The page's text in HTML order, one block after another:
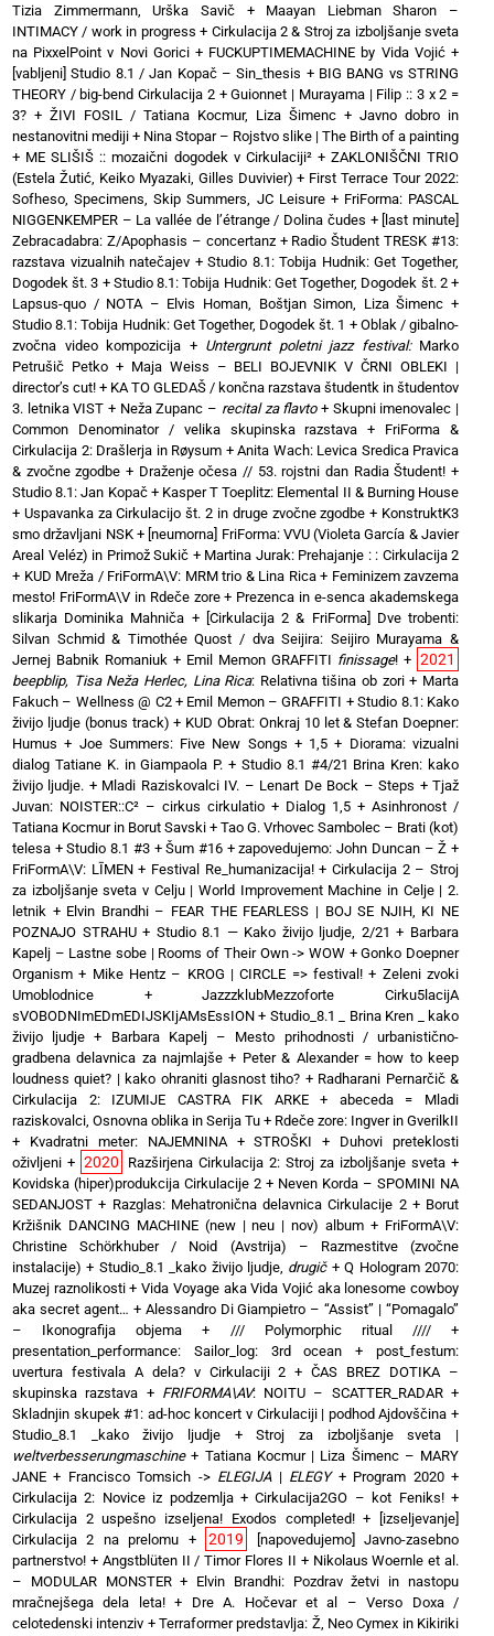
Tizia Zimmermann, Urška Savič+ Maayan Liebman Sharon –
INTIMACY / work in progress + Cirkulacija 2 & Stroj za izboljšanje sveta
na PixxelPoint v Novi Gorici+ FUCKUPTIMEMACHINE by Vida Vojić+
[vabljeni] Studio 8.1 / Jan Kopač – Sin_thesis + BIG BANG vs STRING
THEORY / big-bend Cirkulacija 2+Guionnet | Murayama | Filip :: 3 x 2 =
3? + ŽIVI FOSIL / Tatiana Kocmur, Liza Šimenc + Javno dobro in
nestanovitni mediji + Nina Stopar – Rojstvo slike | The Birth of a painting
+ ME SLIŠIŠ :: mozaični dogodek v Cirkulaciji²+ ZAKLONIŠČNI TRIO
(Estela Žutić, Keiko Myazaki, Gilles Duvivier) + First Terrace Tour 2022:
Sofheso, Specimens, Skip Summers, JC Leisure+ FriForma: PASCAL
NIGGENKEMPER – La vallée de l’étrange / Dolina čudes + [last minute]
Zebracadabra: Z/Apophasis – concertanz+ Radio Študent TRESK #13:
razstava vizualnih natečajev +Studio 8.1: Tobija Hudnik: Get Together,
Dogodek št. 3 + Studio 8.1: Tobija Hudnik: Get Together, Dogodek št. 2+
Lapsus-quo / NOTA – Elvis Homan, Boštjan Simon, Liza Šimenc +
Studio 8.1: Tobija Hudnik: Get Together, Dogodek št. 1 + Oblak / gibalno-
zvočna video kompozicija + Untergrunt poletni jazz festival:Marko
Petrušič Petko+ Maja Weiss – BELI BOJEVNIK V ČRNI OBLEKI |
director’s cut! + KA TO GLEDAŠ / končna razstava študentk in študentov
3. letnika VIST + Neža Zupanc – recital za flavto+ Skupni imenovalec |
Common Denominator / velika skupinska razstava + FriForma &
Cirkulacija 2: Drašlerja in Røysum + Anita Wach: Levica Sredica Pravica
& zvočne zgodbe + Draženje očesa // 53. rojstni dan Radia Študent! +
Studio 8.1: Jan Kopač+ Kasper T Toeplitz: Elemental II & Burning House
+ Uspavanka za Cirkulacijo št. 2 in druge zvočne zgodbe + KonstruktK3
smo državljani NSK+ [neumorna] FriForma: VVU (Violeta García & Javier
Areal Veléz) in Primož Sukič + Martina Jurak: Prehajanje : : Cirkulacija 2
+ KUD Mreža / FriFormA\V: MRM trio & Lina Rica+ Feminizem zavzema
mesto! FriFormA\V in Rdeče zore+ Prezenca in e-senca akademskega
slikarja Dominika Mahniča + [Cirkulacija 2 & FriForma] Dve trobenti:
Silvan Schmid & Timothée Quost / dva Seijira: Seijiro Murayama &
Jernej Babnik Romaniuk + Emil Memon GRAFFITI finissage! + 2021
beepblip, Tisa Neža Herlec, Lina Rica: Relativna tišina ob zori+ Marta
Fakuch – Wellness @ C2+ Emil Memon – GRAFFITI +Studio 8.1: Kako
živijo ljudje (bonus track) + KUD Obrat: Onkraj 10 let & Stefan Doepner:
Humus + Joe Summers: Five New Songs + 1,5 + Diorama: vizualni
dialog Tatiane K. in Giampaola P. + Studio 8.1 #4/21 Brina Kren: kako
živijo ljudje. + Mladi Raziskovalci IV. – Lenart De Bock – Steps +Tjaž
Juvan: NOISTER::C² – cirkus cirkulatio + Dialog 1,5 + Asinhronost /
Tatiana Kocmur in Borut Savski + Tao G. Vrhovec Sambolec – Brati (kot)
telesa +Studio 8.1 #3 + Šum #16 +zapovedujemo: John Duncan – Ž +
FriFormA\V: LĪMEN+ Festival Re_humanizacija!+Cirkulacija 2 – Stroj
za izboljšanje sveta v Celju | World Improvement Machine in Celje | 2.
letnik + Elvin Brandhi – FEAR THE FEARLESS | BOJ SE NJIH, KI NE
POZNAJO STRAHU+ Studio 8.1 — Kako živijo ljudje, 2/21 + Barbara
Kapelj – Lastne sobe | Rooms of Their Own -> WOW+Gonko Doepner
Organism + Mike Hentz – KROG | CIRCLE => festival! + Zeleni zvoki
Umoblodnice +JazzzklubMezzoforte Cirku5lacijA
sVOBODNImEDmEDIJSKIjAMsEssION + Studio_8.1 _ Brina Kren _ kako
živijo ljudje + Barbara Kapelj – Mesto prihodnosti / urbanistično-
gradbena delavnica za najmlajše + Peter & Alexander = how to keep
loudness quiet? | kako ohraniti glasnost tiho? + Radharani Pernarčič &
Cirkulacija 2: IZUMIJE CASTRA FIK ARKE+ abeceda = Mladi
raziskovalci, Osnovna oblika in Serija Tu + Rdeče zore: Ingver in GverilkII
+ Kvadratni meter: NAJEMNINA + STROŠKI + Duhovi preteklosti
oživljeni + 2020 Razširjena Cirkulacija 2: Stroj za izboljšanje sveta +
Kovidska (hiper)produkcija Cirkulacije 2 + Neven Korda – SPOMINI NA
SEDANJOST + Razglas: Mehatronična delavnica Cirkulacije 2+ Borut
Kržišnik DANCING MACHINE (new | neu | nov) album + FriFormA\V:
Christine Schörkhuber / Noid (Avstrija) – Razmestitve (zvočne
instalacije) + Studio_8.1 _kako živijo ljudje, drugič+Q Hologram 2070:
Muzej raznolikosti+Vida Voyage aka Vida Vojić aka lonesome cowboy
aka secret agent… + Alessandro Di Giampietro – “Assist” | “Pomagalo”
– Ikonografija objema + /// Polymorphic ritual ////+
presentation_performance: Sailor_log: 3rd ocean +post_festum:
uvertura festivala A dela? v Cirkulaciji 2 +ČAS BREZ DOTIKA –
skupinska razstava + FRIFORMA\AV: NOITU – SCATTER_RADAR+
Skladnjin skupek #1: ad-hoc koncert v Cirkulaciji | podhod Ajdovščina +
Studio_8.1 _kako živijo ljudje +Stroj za izboljšanje sveta |
weltverbesserungmaschine+ Tatiana Kocmur | Liza Šimenc – MARY
JANE + Francisco Tomsich -> ELEGIJA| ELEGY+ Program 2020+
Cirkulacija 2: Novice iz podzemlja+Cirkulacija2GO – kot Feniks!+
Cirkulacija 2 uspešno izseljena! Exodos completed!+
[izseljevanje]
Cirkulacija 2 na prelomu + 2019
[napovedujemo] Javno-zasebno
partnerstvo! + Angstblüten II / Timor Flores II + Nikolaus Woernle et al.
– MODULAR MONSTER+ Elvin Brandhi: Pozdrav žetvi in nastopu
mračnejšega dela leta!+ Dre A. Hočevar et al – Verso Doxa /
celotedenski intenziv +Terraformer predstavlja: Ž, Neo Cymex in Kikiriki